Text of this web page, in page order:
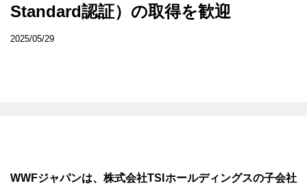
Standard認証）の取得を歓迎
2025/05/29
WWFジャパンは、株式会社TSIホールディングスの子会社